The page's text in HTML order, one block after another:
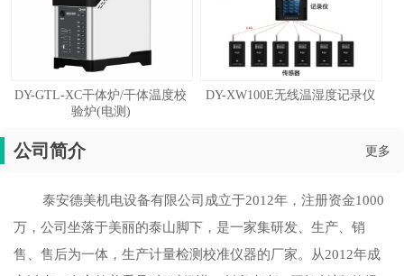
DY-GTL-XC干体炉/干体温度校
验炉(电测)
DY-XW100E无线温湿度记录仪
公司简介 更多
泰安德美机电设备有限公司成立于2012年，注册资金1000
万，公司坐落于美丽的泰山脚下，是一家集研发、生产、销
售、售后为一体，生产计量检测校准仪器的厂家。从2012年成